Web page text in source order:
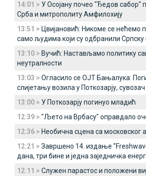
14:01 > У Осојану почео "Ђедов сабор"
Срба и митрополиту Амфилохију
13:51 > Цвијановић: Никоме се нећемо
само људима који су одбранили
13:10 > Вучић: Настављамо политику
неутралности
13:03 > Огласило се ОЈТ Бањалука:
слијетању возила у Поткозарју,
13:00 > У Поткозарју погинуо младић
12:39 > "Љето на Врбасу" оправдало
12:36 > Необична сцена са
12:21 > Завршено 14. издање
дана, три бине и једна заједничка
12:11 > Служен парастос и положени